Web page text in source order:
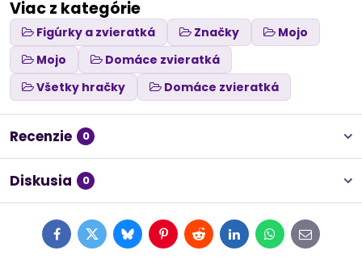
Viac z kategórie
Figúrky a zvieratká Značky
Mojo
Mojo
Domáce zvieratká
Všetky hračky
Domáce zvieratká
Recenzie 0
Diskusia 0
FacebookTwitterBlueskyPinterestRedditLinkedInWhatsApp
E-
mail